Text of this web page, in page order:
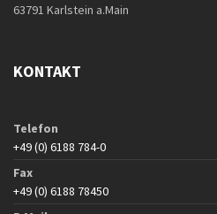
63791 Karlstein a.Main
KONTAKT
Telefon
+49 (0) 6188 784-0
Fax
+49 (0) 6188 78450